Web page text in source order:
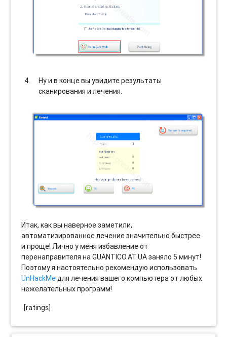
Ну и в конце вы увидите результаты
сканирования и лечения.
Итак, как вы наверное заметили,
автоматизированное лечение значительно быстрее
и проще! Лично у меня избавление от
перенаправителя на GUANTICO.AT.UA заняло 5 минут!
Поэтому я настоятельно рекомендую использовать
UnHackMeдля лечения вашего компьютера от любых
нежелательных программ!
[ratings]